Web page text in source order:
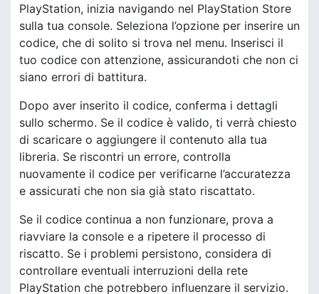
PlayStation, inizia navigando nel PlayStation Store
sulla tua console. Seleziona l’opzione per inserire un
codice, che di solito si trova nel menu. Inserisci il
tuo codice con attenzione, assicurandoti che non ci
siano errori di battitura.
Dopo aver inserito il codice, conferma i dettagli
sullo schermo. Se il codice è valido, ti verrà chiesto
di scaricare o aggiungere il contenuto alla tua
libreria. Se riscontri un errore, controlla
nuovamente il codice per verificarne l’accuratezza
e assicurati che non sia già stato riscattato.
Se il codice continua a non funzionare, prova a
riavviare la console e a ripetere il processo di
riscatto. Se i problemi persistono, considera di
controllare eventuali interruzioni della rete
PlayStation che potrebbero influenzare il servizio.